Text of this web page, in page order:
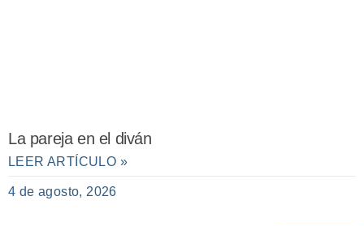
La pareja en el diván
LEER ARTÍCULO »
4 de agosto, 2026